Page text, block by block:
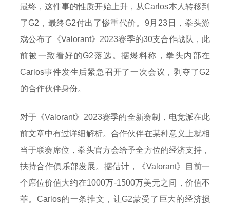
最终，这件事的性质开始上升，从Carlos本人转移到
了G2，最终G2付出了惨重代价。9月23日，拳头游
戏公布了《Valorant》2023赛季的30支合作战队，此
前被一致看好的G2落选。据爆料称，拳头内部在
Carlos事件发生后紧急召开了一次会议，剥夺了G2
的合作伙伴身份。
对于《Valorant》2023赛季的全新赛制，电竞派在此
前文章中有过详细解析。合作伙伴在某种意义上就相
当于联赛席位，拳头官方会给予全方位的经济支持，
扶持合作俱乐部发展。据估计，《Valorant》目前一
个席位价值大约在1000万-1500万美元之间，价值不
菲。Carlos的一条推文，让G2蒙受了巨大的经济损